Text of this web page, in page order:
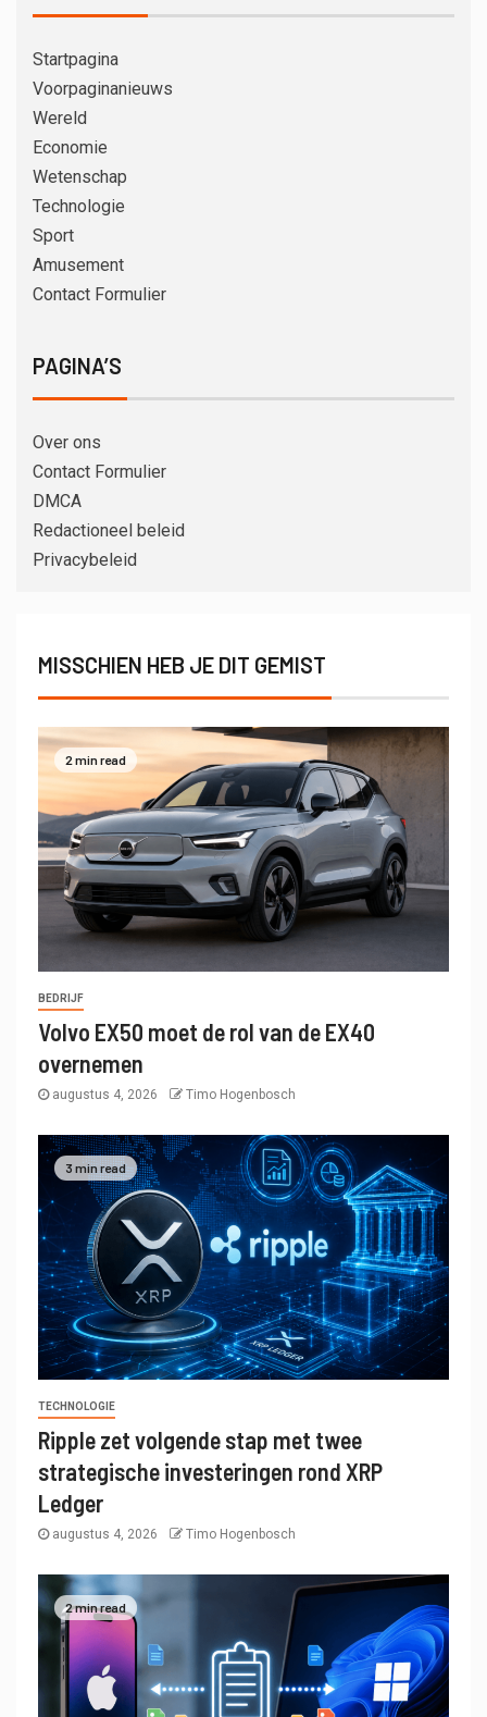
Startpagina
Voorpaginanieuws
Wereld
Economie
Wetenschap
Technologie
Sport
Amusement
Contact Formulier
PAGINA’S
Over ons
Contact Formulier
DMCA
Redactioneel beleid
Privacybeleid
MISSCHIEN HEB JE DIT GEMIST
2 min read
BEDRIJF
Volvo EX50 moet de rol van de EX40
overnemen
augustus 4, 2026 Timo Hogenbosch
3 min read
TECHNOLOGIE
Ripple zet volgende stap met twee
strategische investeringen rond XRP
Ledger
augustus 4, 2026 Timo Hogenbosch
2 min read